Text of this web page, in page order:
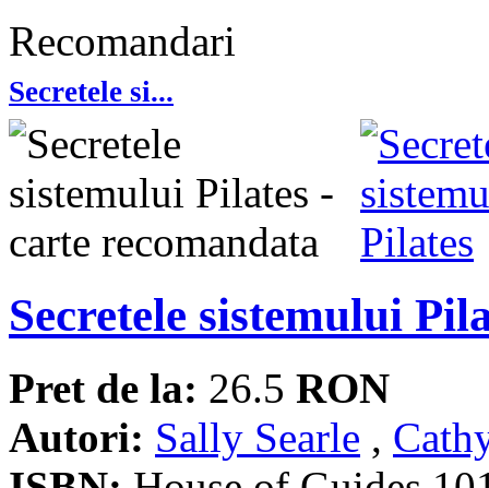
Recomandari
Secretele si...
Secretele sistemului
Pret de la: 26.5 RON
Autori: Sally Searle ,